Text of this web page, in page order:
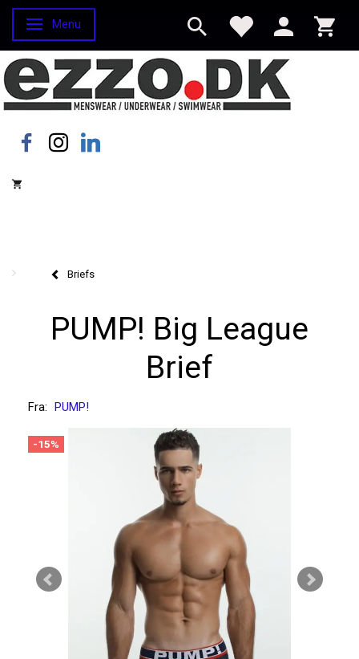
Skifte navigation
Menu
Briefs
PUMP! Big League
Brief
Fra: PUMP!
-15%